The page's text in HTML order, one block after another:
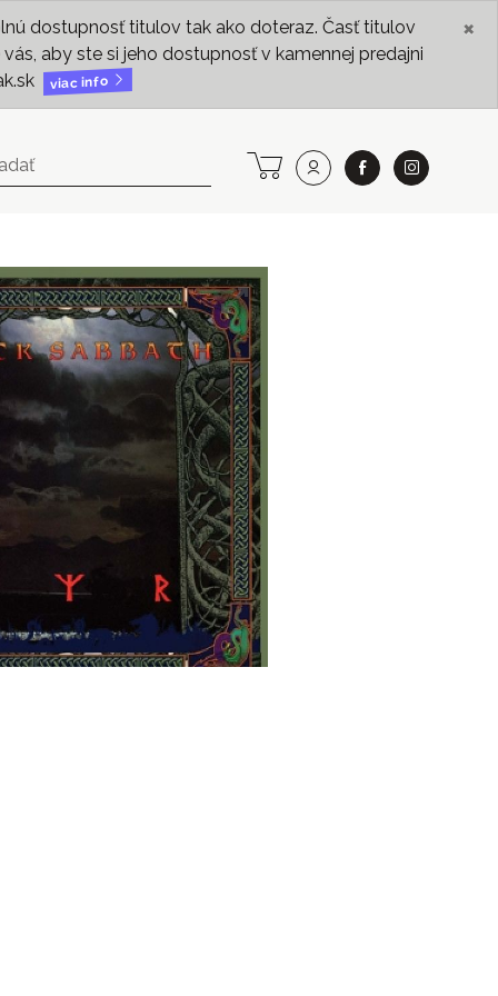
dostupnosť titulov tak ako doteraz. Časť titulov
aby ste si jeho dostupnosť v kamennej predajni
viac info
×